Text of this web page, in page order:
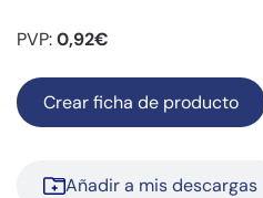
PVP:0,92€
Crear ficha de producto
Añadir a mis descargas